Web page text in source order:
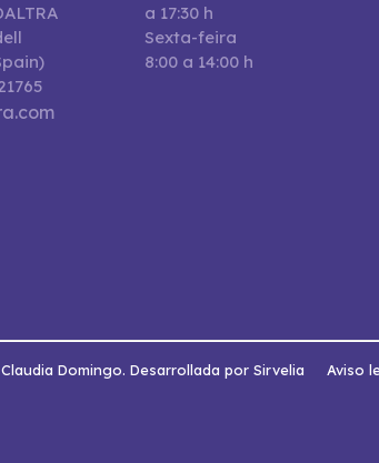
a 17:30 h
Sexta-feira
8:00 a 14:00 h
Domingo. Desarrollada por Sirvelia Aviso